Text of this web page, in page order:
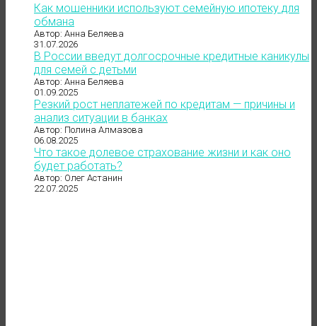
Как мошенники используют семейную ипотеку для
обмана
Автор: Анна Беляева
31.07.2026
В России введут долгосрочные кредитные каникулы
для семей с детьми
Автор: Анна Беляева
01.09.2025
Резкий рост неплатежей по кредитам — причины и
анализ ситуации в банках
Автор: Полина Алмазова
06.08.2025
Что такое долевое страхование жизни и как оно
будет работать?
Автор: Олег Астанин
22.07.2025